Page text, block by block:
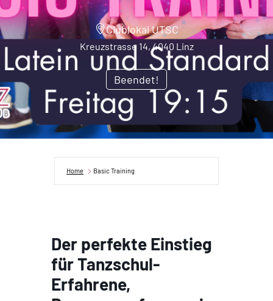
Beendet!
Clublokal UTSC
Kreuzstrasse 14, 4040 Linz
Home Basic Training
Der perfekte Einstieg
für Tanzschul-
Erfahrene,